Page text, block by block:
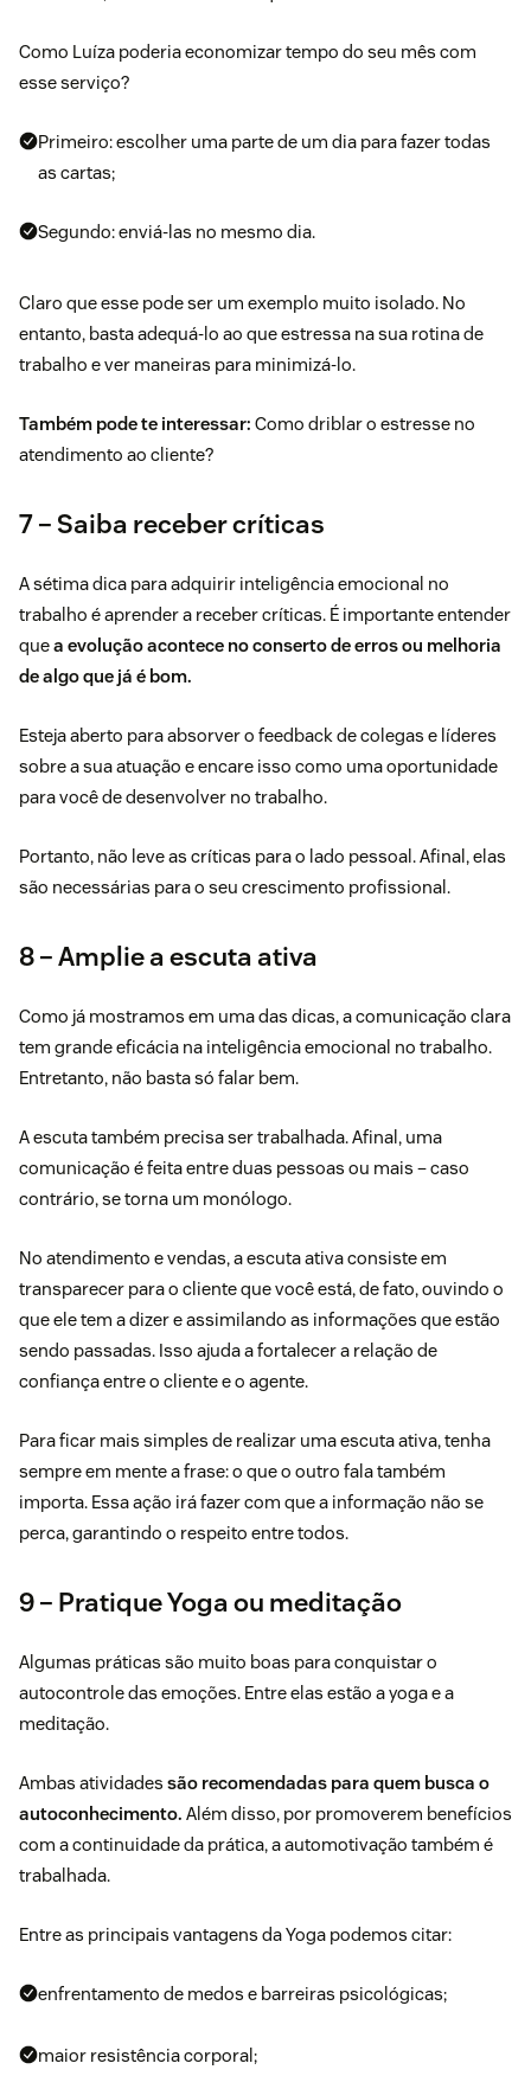
Como Luíza poderia economizar tempo do seu mês com
esse serviço?
Primeiro: escolher uma parte de um dia para fazer todas
as cartas;
Segundo: enviá-las no mesmo dia.
Claro que esse pode ser um exemplo muito isolado. No
entanto, basta adequá-lo ao que estressa na sua rotina de
trabalho e ver maneiras para minimizá-lo.
Também pode te interessar: Como driblar o estresse no
atendimento ao cliente?
7 – Saiba receber críticas
A sétima dica para adquirir inteligência emocional no
trabalho é aprender a receber críticas. É importante entender
quea evolução acontece no conserto de erros ou melhoria
de algo que já é bom.
Esteja aberto para absorver o feedback de colegas e líderes
sobre a sua atuação e encare isso como uma oportunidade
para você de desenvolver no trabalho.
Portanto, não leve as críticas para o lado pessoal. Afinal, elas
são necessárias para o seu crescimento profissional.
8 – Amplie a escuta ativa
Como já mostramos em uma das dicas, a comunicação clara
tem grande eficácia na inteligência emocional no trabalho.
Entretanto, não basta só falar bem.
A escuta também precisa ser trabalhada. Afinal, uma
comunicação é feita entre duas pessoas ou mais – caso
contrário, se torna um monólogo.
No atendimento e vendas, a escuta ativa consiste em
transparecer para o cliente que você está, de fato, ouvindo o
que ele tem a dizer e assimilando as informações que estão
sendo passadas. Isso ajuda a fortalecer a relação de
confiança entre o cliente e o agente.
Para ficar mais simples de realizar umaescuta ativa, tenha
sempre em mente a frase: o que o outro fala também
importa. Essa ação irá fazer com que a informação não se
perca, garantindo o respeito entre todos.
9 – Pratique Yoga ou meditação
Algumas práticas são muito boas para conquistar o
autocontrole das emoções. Entre elas estão a yoga e a
meditação.
Ambas atividades são recomendadas para quem busca o
autoconhecimento. Além disso, por promoverem benefícios
com a continuidade da prática, a automotivação também é
trabalhada.
Entre as principais vantagens da Yoga podemos citar:
enfrentamento de medos e barreiras psicológicas;
maior resistência corporal;